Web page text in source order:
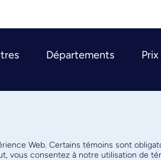
Départements
Web. Certains témoins sont
vous consentez à notre utilisation de